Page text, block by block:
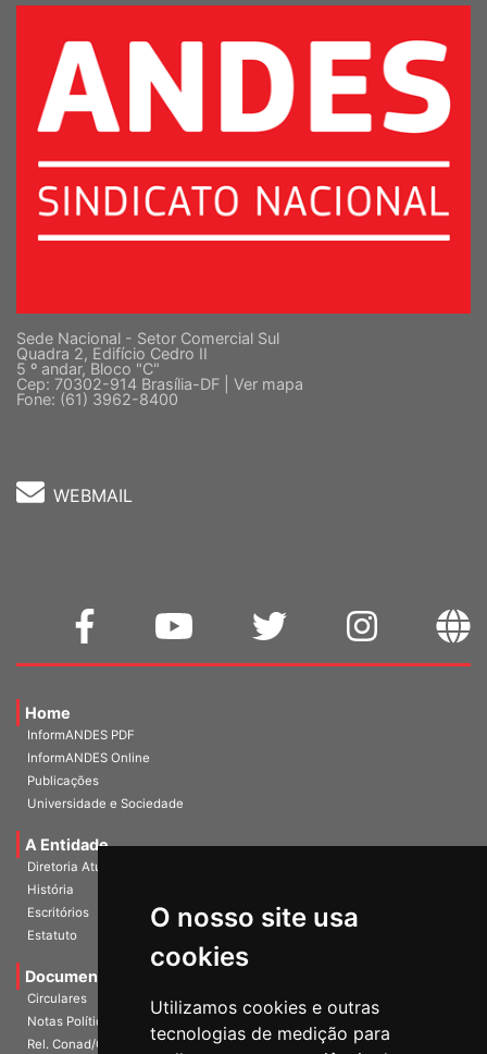
O nosso site usa
cookies
Utilizamos cookies e outras
tecnologias de medição para
Sede Nacional - Setor Comercial Sul
Quadra 2, Edifício Cedro II
5 º andar, Bloco "C"
Cep: 70302-914 Brasília-DF | Ver mapa
Fone: (61) 3962-8400
WEBMAIL
Home
InformANDES PDF
InformANDES Online
Publicações
Universidade e Sociedade
A Entidade
Diretoria Atual
História
Escritórios
Estatuto
Documentos
Circulares
Notas Políticas
Rel. Conad/Congresso